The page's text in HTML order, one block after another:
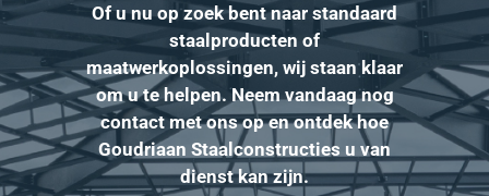
Of u nu op zoek bent naar standaard
staalproducten of
maatwerkoplossingen, wij staan klaar
om u te helpen. Neem vandaag nog
contact met ons op en ontdek hoe
Goudriaan Staalconstructies u van
dienst kan zijn.